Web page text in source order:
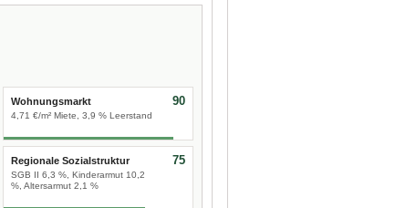
Wohnungsmarkt
4,71 €/m² Miete, 3,9 % Leerstand
90
Regionale Sozialstruktur
SGB II 6,3 %, Kinderarmut 10,2
%, Altersarmut 2,1 %
75